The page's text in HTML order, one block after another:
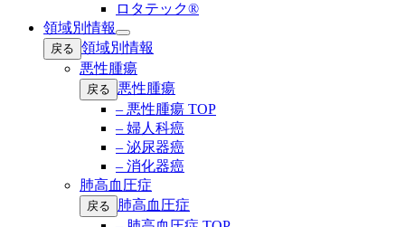
ロタテック®
領域別情報
Open
submenu
戻る 領域別情報
悪性腫瘍
戻る
悪性腫瘍
– 悪性腫瘍 TOP
– 婦人科癌
– 泌尿器癌
– 消化器癌
肺高血圧症
戻る
肺高血圧症